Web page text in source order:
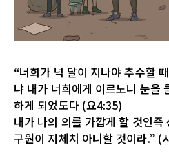
“너희가 넉 달이 지나야 추수할
냐 내가 너희에게 이르노니 눈을
하게 되었도다 (요4:35)
내가 나의 의를 가깝게 할 것인즉
구원이 지체치 아니할 것이라.” (